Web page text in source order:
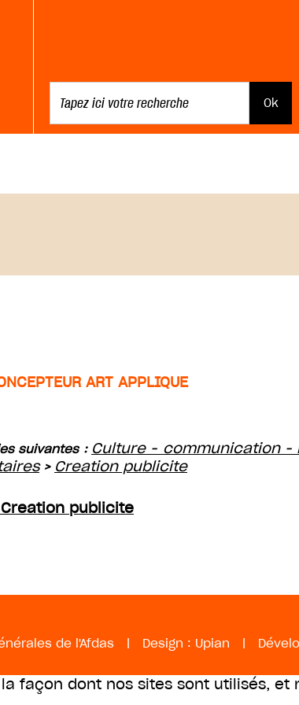
ART APPLIQUE
suivantes : Culture - communication
> Creation publicite
publicite
de l'Afdas | Design : Upian |
façon dont nos sites sont utilisés, et